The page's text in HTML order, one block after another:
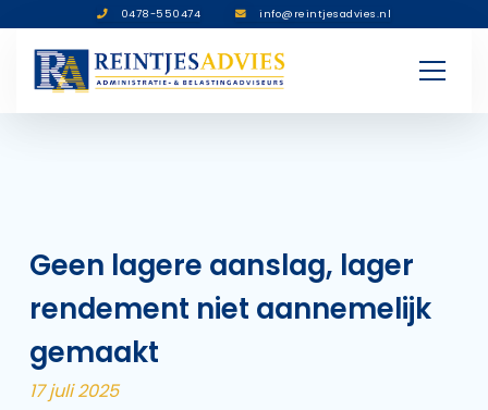
0478-550474 info@reintjesadvies.nl
Geen lagere aanslag, lager
rendement niet aannemelijk
gemaakt
17 juli 2025